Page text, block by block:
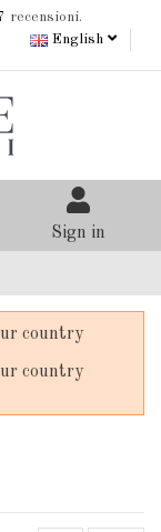
recensioni.
English
Sign in
country
country